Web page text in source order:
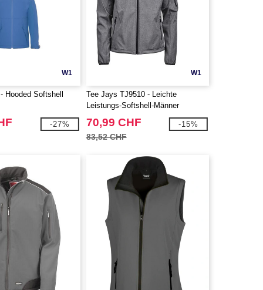
W1
Hooded Softshell
-27%
W1
Tee Jays TJ9510 - Leichte
Leistungs-Softshell-Männer
70,99 CHF
83,52 CHF
-15%